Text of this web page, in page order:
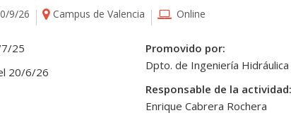
9/26 Campus de Valencia Online
25
20/6/26
Promovido por:
Dpto. de Ingeniería
Responsable de la actividad:
Enrique Cabrera Rochera